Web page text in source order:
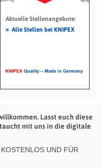
Aktuelle Stellenangebote:
» Alle Stellen bei KNIPEX
Lasst euch diese
mit uns in die digitale
UND FÜR